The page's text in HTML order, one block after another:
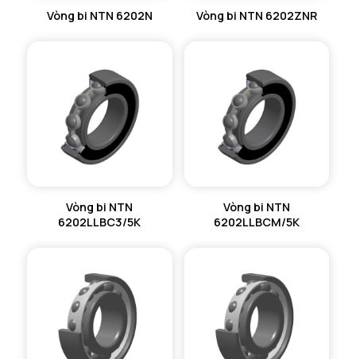
Vòng bi NTN 6202N Vòng bi NTN 6202ZNR
Vòng bi NTN
6202LLBC3/5K
Vòng bi NTN
6202LLBCM/5K